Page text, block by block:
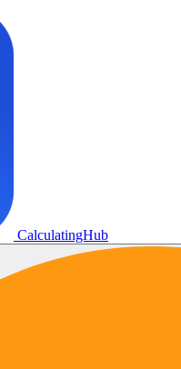
CalculatingHub